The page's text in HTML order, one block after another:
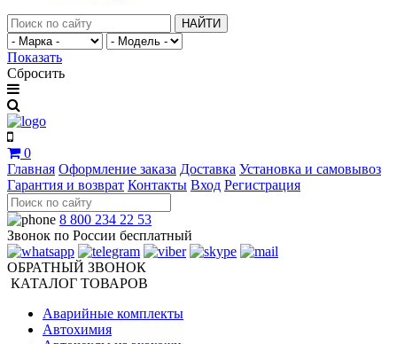
НАЙТИ
Показать
Сбросить
0
Главная Оформление заказа Доставка Установка и самовывоз
Гарантия и возврат Контакты Вход Регистрация
8 800 234 22 53
Звонок по России бесплатный
ОБРАТНЫЙ ЗВОНОК
КАТАЛОГ ТОВАРОВ
Аварийные комплекты
Автохимия